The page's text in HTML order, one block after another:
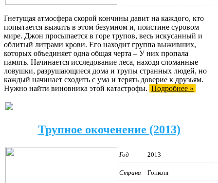
Гнетущая атмосфера скорой кончины давит на каждого, кто
попытается выжить в этом безумном и, поистине суровом
мире. Джон просыпается в горе трупов, весь искусанный и
облитый литрами крови. Его находит группа выживших,
которых объединяет одна общая черта – У них пропала
память. Начинается исследование леса, находя сломанные
ловушки, разрушающиеся дома и трупы странных людей, но
каждый начинает сходить с ума и терять доверие к друзьям.
Нужно найти виновника этой катастрофы. Подробнее »
Трупное окоченение (2013)
Год 2013
Страна Гонконг